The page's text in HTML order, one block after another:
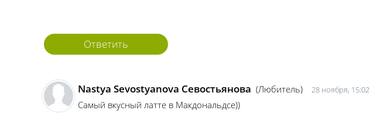
Ответить
Nastya Sevostyanova Севостьянова (Любитель) 28 ноября, 15:02
Самый вкусный латте в Макдональдсе))